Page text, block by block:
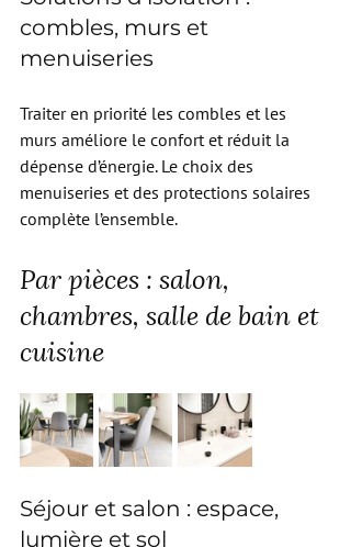
combles, murs et
menuiseries
Traiter en priorité les combles et les
murs améliore le confort et réduit la
dépense d’énergie. Le choix des
menuiseries et des protections solaires
complète l’ensemble.
Par pièces : salon,
chambres, salle de bain et
cuisine
Séjour et salon : espace,
lumière et sol